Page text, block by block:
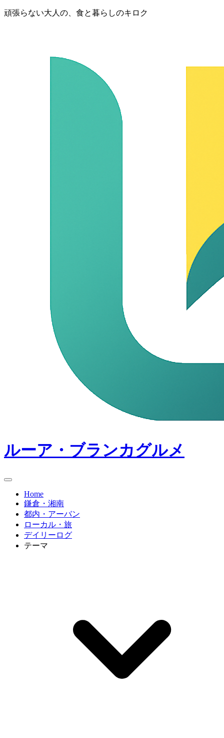
頑張らない大人の、食と暮らしのキロク
ルーア・ブランカグルメ
Home
鎌倉・湘南
都内・アーバン
ローカル・旅
デイリーログ
テーマ